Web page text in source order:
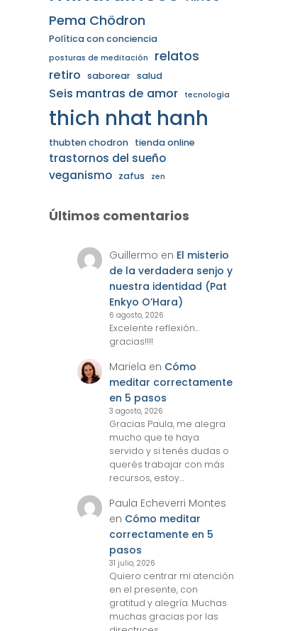
Pema Chödron
Política con conciencia
posturas de meditación relatos
retiro saborear salud
Seis mantras de amor tecnología
thich nhat hanh
thubten chodron tienda online
trastornos del sueño
veganismo
zafus zen
Últimos comentarios
Guillermo en El misterio
de la verdadera senjo y
nuestra identidad (Pat
Enkyo O’Hara)
6 agosto, 2026
Excelente reflexión...
gracias!!!!
Mariela en Cómo
meditar correctamente
en 5 pasos
3 agosto, 2026
Gracias Paula, me alegra
mucho que te haya
servido y si tenés dudas o
querés trabajar con más
recursos, estoy…
Paula Echeverri Montes
en Cómo meditar
correctamente en 5
pasos
31 julio, 2026
Quiero centrar mi atención
en el presente, con
gratitud y alegría. Muchas
muchas gracias por las